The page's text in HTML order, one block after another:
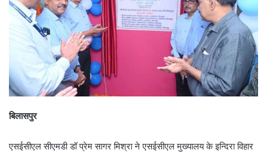
बिलासपुर
एसईसीएल सीएमडी डॉ प्रेम सागर मिश्रा ने एसईसीएल मुख्यालय के इन्दिरा विहार